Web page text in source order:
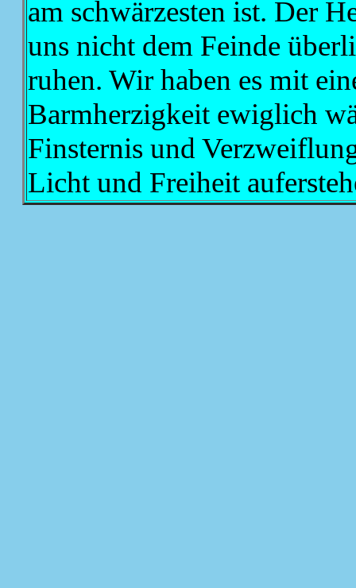
am schwärzesten ist. Der
uns nicht dem Feinde
ruhen. Wir haben es mit
Barmherzigkeit ewiglich
Finsternis und
Licht und Freiheit